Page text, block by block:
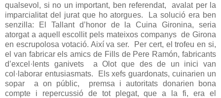
qualsevol, si no un important, ben referendat,
avalat per la
imparcialitat del jurat que ho atorgues.
La solució era ben
senzilla: El Tallant d’honor de la Cuina Gironina, seria
atorgat a aquell escollit pels mateixos companys de Girona
en escrupolosa votació. Així va ser.
Per cert, el trofeu en si,
el van fabricar els amics de Fills de Pere Ramón, fabricants
d’excel·lents ganivets
a Olot que des de un inici van
col·laborar entusiasmats.
Els xefs guardonats, cuinarien un
sopar
a on públic,
premsa i autoritats donarien bona
compte i repercussió de tot plegat, que a la fi, era el